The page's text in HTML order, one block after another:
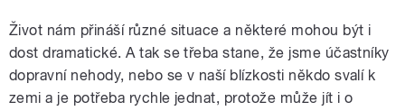
Život nám přináší různé situace a některé mohou být i
dost dramatické. A tak se třeba stane, že jsme účastníky
dopravní nehody, nebo se v naší blízkosti někdo svalí k
zemi a je potřeba rychle jednat, protože může jít i o